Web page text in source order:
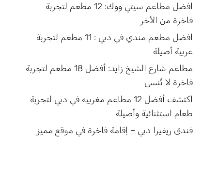
افضل مطاعم سيتي ووك: 12 مطعم لتجربة
فاخرة من الأخر
افضل مطعم مندي في دبي : 11 مطعم لتجربة
عربية أصيلة
مطاعم شارع الشيخ زايد: أفضل 18 مطعم لتجربة
فاخرة لا تُنسى
اكتشف أفضل 12 مطاعم مغربيه في دبي لتجربة
طعام استثنائية وأصيلة
فندق ريفيرا دبي – إقامة فاخرة في موقع مميز